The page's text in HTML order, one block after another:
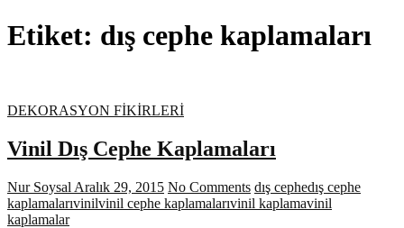
Etiket: dış cephe kaplamaları
DEKORASYON FİKİRLERİ
Vinil Dış Cephe Kaplamaları
Nur Soysal Aralık 29, 2015 No Comments dış cephedış cephe
kaplamalarıvinilvinil cephe kaplamalarıvinil kaplamavinil
kaplamalar